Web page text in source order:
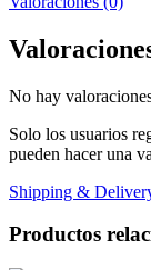
No hay
Solo los usuarios
pueden hacer una
Shipping &
Productos